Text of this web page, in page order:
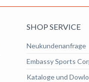
SHOP SERVICE
Neukundenanfrage
Embassy Sports
Kataloge und